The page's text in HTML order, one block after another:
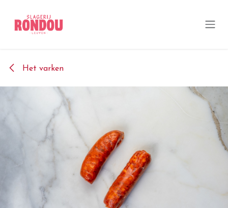
Het varken